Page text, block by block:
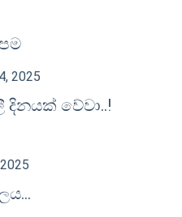
2025
දිනයක් වේවා..!